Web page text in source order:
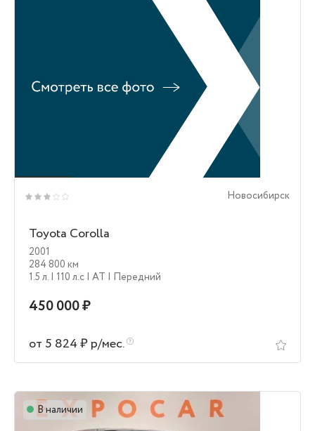
Новосибирск
Toyota Corolla
2001
284 800 км
1.5 л. | 110 л.c | AT | Передний
450 000 ₽
от 5 824 ₽ р/мес.
В наличии